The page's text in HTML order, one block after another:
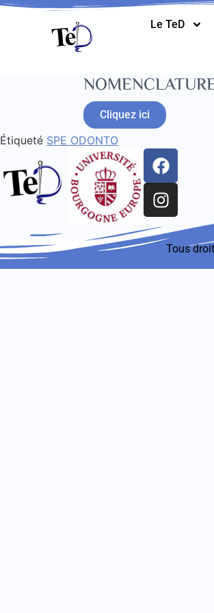
Le TeD
Cliquez ici
Étiqueté SPE ODONTO
Tous